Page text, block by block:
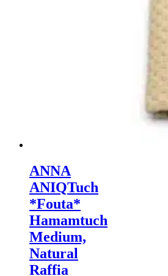
ANNA
ANIQTuch
*Fouta*
Hamamtuch
Medium,
Natural
Raffia